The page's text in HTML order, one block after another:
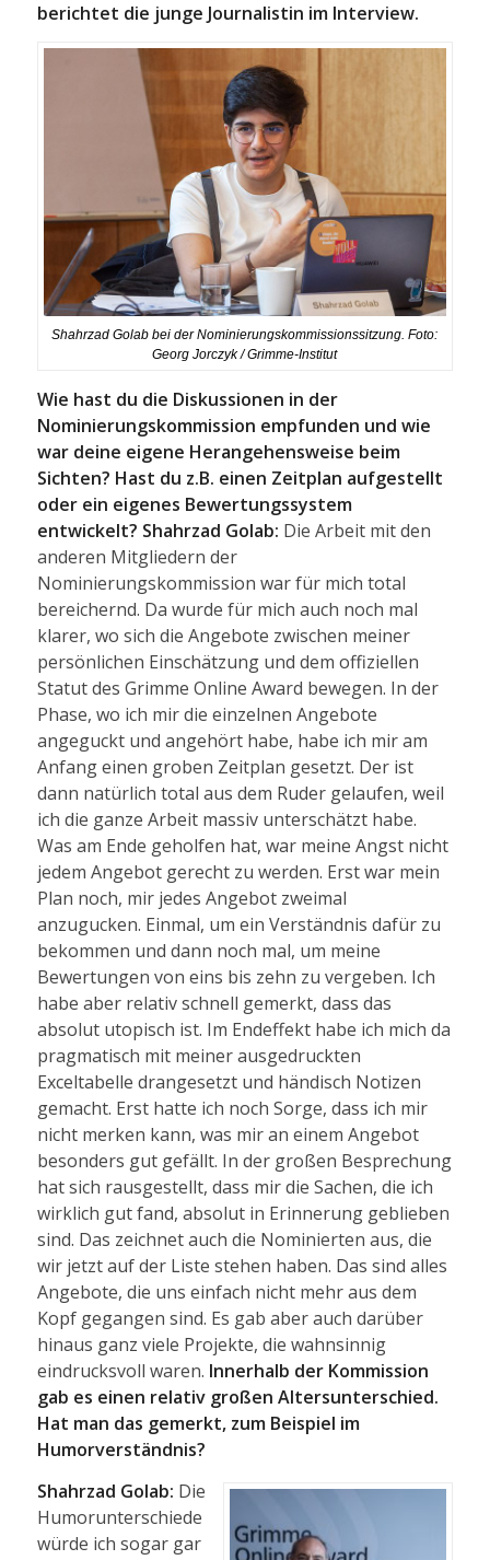
berichtet die junge Journalistin im Interview.
Shahrzad Golab bei der Nominierungskommissionssitzung. Foto:
Georg Jorczyk / Grimme-Institut
Wie hast du die Diskussionen in der
Nominierungskommission empfunden und wie
war deine eigene Herangehensweise beim
Sichten? Hast du z.B. einen Zeitplan aufgestellt
oder ein eigenes Bewertungssystem
entwickelt? Shahrzad Golab: Die Arbeit mit den
anderen Mitgliedern der
Nominierungskommission war für mich total
bereichernd. Da wurde für mich auch noch mal
klarer, wo sich die Angebote zwischen meiner
persönlichen Einschätzung und dem offiziellen
Statut des Grimme Online Award bewegen. In der
Phase, wo ich mir die einzelnen Angebote
angeguckt und angehört habe, habe ich mir am
Anfang einen groben Zeitplan gesetzt. Der ist
dann natürlich total aus dem Ruder gelaufen, weil
ich die ganze Arbeit massiv unterschätzt habe.
Was am Ende geholfen hat, war meine Angst nicht
jedem Angebot gerecht zu werden. Erst war mein
Plan noch, mir jedes Angebot zweimal
anzugucken. Einmal, um ein Verständnis dafür zu
bekommen und dann noch mal, um meine
Bewertungen von eins bis zehn zu vergeben. Ich
habe aber relativ schnell gemerkt, dass das
absolut utopisch ist. Im Endeffekt habe ich mich da
pragmatisch mit meiner ausgedruckten
Exceltabelle drangesetzt und händisch Notizen
gemacht. Erst hatte ich noch Sorge, dass ich mir
nicht merken kann, was mir an einem Angebot
besonders gut gefällt. In der großen Besprechung
hat sich rausgestellt, dass mir die Sachen, die ich
wirklich gut fand, absolut in Erinnerung geblieben
sind. Das zeichnet auch die Nominierten aus, die
wir jetzt auf der Liste stehen haben. Das sind alles
Angebote, die uns einfach nicht mehr aus dem
Kopf gegangen sind. Es gab aber auch darüber
hinaus ganz viele Projekte, die wahnsinnig
eindrucksvoll waren. Innerhalb der Kommission
gab es einen relativ großen Altersunterschied.
Hat man das gemerkt, zum Beispiel im
Humorverständnis?
Shahrzad Golab: Die
Humorunterschiede
würde ich sogar gar